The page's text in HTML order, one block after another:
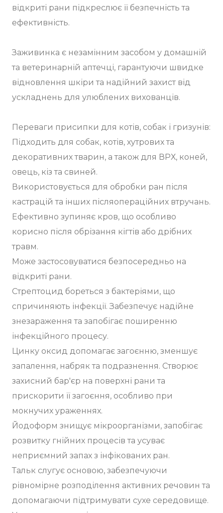
відкриті рани підкреслює її безпечність та
ефективність.
Заживинка є незамінним засобом у домашній
та ветеринарній аптечці, гарантуючи швидке
відновлення шкіри та надійний захист від
ускладнень для улюблених вихованців.
Переваги присипки для котів, собак і гризунів:
Підходить для собак, котів, хутрових та
декоративних тварин, а також для ВРХ, коней,
овець, кіз та свиней.
Використовується для обробки ран після
кастрацій та інших післяопераційних втручань.
Ефективно зупиняє кров, що особливо
корисно після обрізання кігтів або дрібних
травм.
Може застосовуватися безпосередньо на
відкриті рани.
Стрептоцид бореться з бактеріями, що
спричиняють інфекції. Забезпечує надійне
знезараження та запобігає поширенню
інфекційного процесу.
Цинку оксид допомагає загоєнню, зменшує
запалення, набряк та подразнення. Створює
захисний бар'єр на поверхні рани та
прискорити її загоєння, особливо при
мокнучих ураженнях.
Йодоформ знищує мікроорганізми, запобігає
розвитку гнійних процесів та усуває
неприємний запах з інфікованих ран.
Тальк слугує основою, забезпечуючи
рівномірне розподілення активних речовин та
допомагаючи підтримувати сухе середовище.